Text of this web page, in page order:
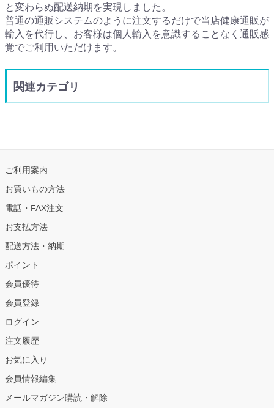
と変わらぬ配送納期を実現しました。
普通の通販システムのように注文するだけで当店健康通販が
輸入を代行し、お客様は個人輸入を意識することなく通販感
覚でご利用いただけます。
関連カテゴリ
ご利用案内
お買いもの方法
電話・FAX注文
お支払方法
配送方法・納期
ポイント
会員優待
会員登録
ログイン
注文履歴
お気に入り
会員情報編集
メールマガジン購読・解除